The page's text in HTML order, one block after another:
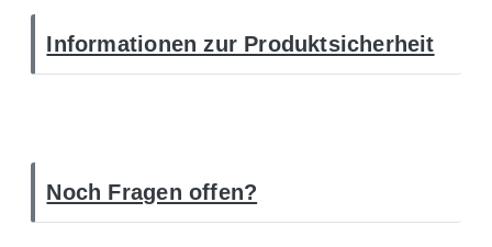
Informationen zur Produktsicherheit
Noch Fragen offen?